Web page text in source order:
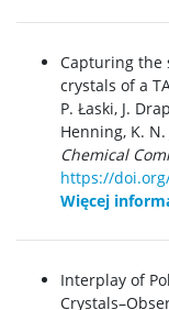
Capturing the
crystals of a
P. Łaski, J.
Henning, K.
Chemical
https://
Więcej
Interplay of